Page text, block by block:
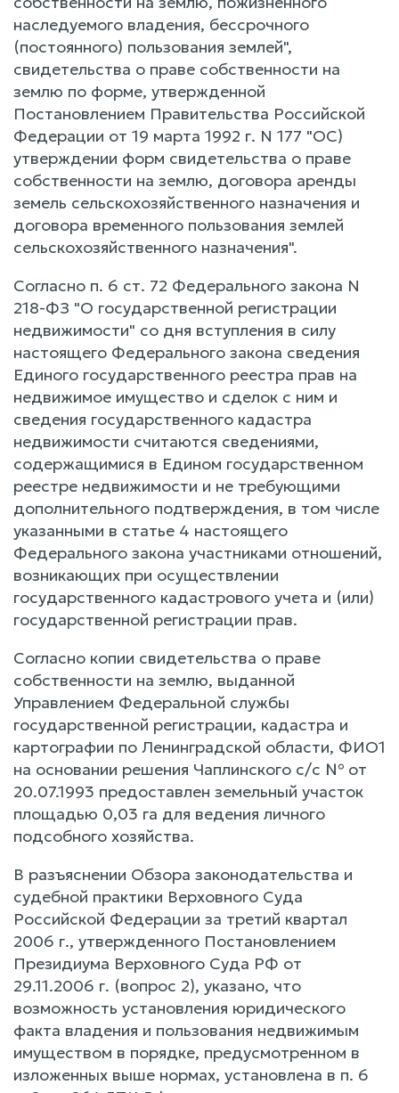
наследуемого владения, бессрочного
(постоянного) пользования землей",
свидетельства о праве собственности на
землю по форме, утвержденной
Постановлением Правительства Российской
Федерации от 19 марта 1992 г. N 177 "ОС)
утверждении форм свидетельства о праве
собственности на землю, договора аренды
земель сельскохозяйственного назначения и
договора временного пользования землей
сельскохозяйственного назначения".
Согласно п. 6 ст. 72 Федерального закона N
218-ФЗ "О государственной регистрации
недвижимости" со дня вступления в силу
настоящего Федерального закона сведения
Единого государственного реестра прав на
недвижимое имущество и сделок с ним и
сведения государственного кадастра
недвижимости считаются сведениями,
содержащимися в Едином государственном
реестре недвижимости и не требующими
дополнительного подтверждения, в том числе
указанными в статье 4 настоящего
Федерального закона участниками отношений,
возникающих при осуществлении
государственного кадастрового учета и (или)
государственной регистрации прав.
Согласно копии свидетельства о праве
собственности на землю, выданной
Управлением Федеральной службы
государственной регистрации, кадастра и
картографии по Ленинградской области, ФИО1
на основании решения Чаплинского с/с № от
20.07.1993 предоставлен земельный участок
площадью 0,03 га для ведения личного
подсобного хозяйства.
В разъяснении Обзора законодательства и
судебной практики Верховного Суда
Российской Федерации за третий квартал
2006 г., утвержденного Постановлением
Президиума Верховного Суда РФ от
29.11.2006 г. (вопрос 2), указано, что
возможность установления юридического
факта владения и пользования недвижимым
имуществом в порядке, предусмотренном в
изложенных выше нормах, установлена в п. 6